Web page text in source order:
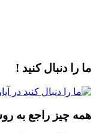
ما را دنبال کنید !
همه چیز راجع به